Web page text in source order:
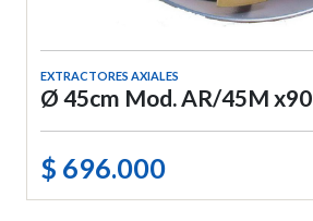
EXTRACTORES AXIALES
Ø 45cm Mod. AR/45M
$ 696.000